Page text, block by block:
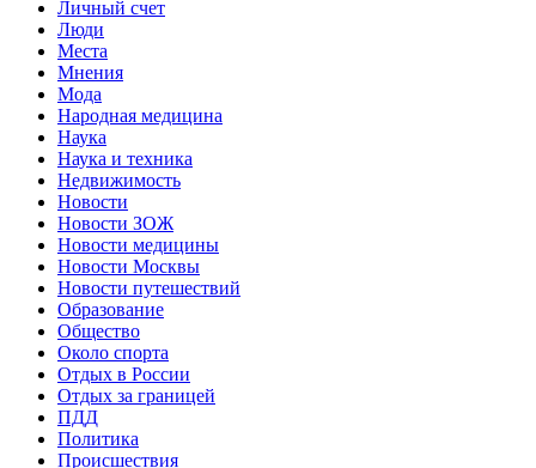
Личный счет
Люди
Места
Мнения
Мода
Народная медицина
Наука
Наука и техника
Недвижимость
Новости
Новости ЗОЖ
Новости медицины
Новости Москвы
Новости путешествий
Образование
Общество
Около спорта
Отдых в России
Отдых за границей
ПДД
Политика
Происшествия